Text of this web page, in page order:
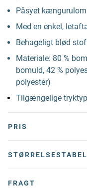
Påsyet
Med en enkel,
Behageligt blød
Materiale: 80 %
bomuld, 42 %
polyester)
Tilgængelige
PRIS
STØRRELSESTABEL
FRAGT